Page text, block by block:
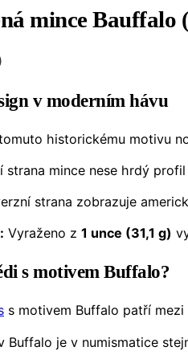
mince Bauffalo
v moderním hávu
historickému motivu
strana mince nese hrdý
strana zobrazuje
Vyraženo z 1 unce (31,1 g)
s motivem Buffalo?
s motivem Buffalo patří
Buffalo je v numismatice